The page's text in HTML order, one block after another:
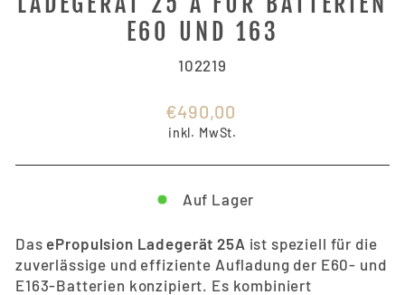
E60 UND 163
102219
Normaler
Preis
€490,00
inkl. MwSt.
Auf Lager
DasePropulsion Ladegerät 25A ist speziell für die
zuverlässige und effiziente Aufladung der E60- und
E163-Batterien konzipiert. Es kombiniert